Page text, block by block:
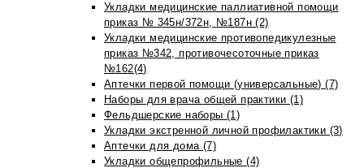
Укладки медицинские паллиативной помощи
приказ № 345н/372н, №187н (2)
Укладки медицинские противопедикулезные
приказ №342, противочесоточные приказ
№162(4)
Аптечки первой помощи (универсальные) (7)
Наборы для врача общей практики (1)
Фельдшерские наборы (1)
Укладки экстренной личной профилактики (3)
Аптечки для дома (7)
Укладки общепрофильные (4)